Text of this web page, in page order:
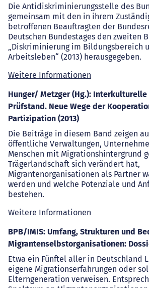
Die Antidiskriminierungsstelle des
gemeinsam mit den in ihrem
betroffenen Beauftragten der
Deutschen Bundestages den zweiten
„Diskriminierung im Bildungsbereich
Arbeitsleben“ (2013) herausgegeben.
Weitere Informationen
Hunger/ Metzger (Hg.):
Prüfstand. Neue Wege der
Partizipation (2013)
Die Beiträge in diesem Band zeigen
öffentliche Verwaltungen,
Menschen mit Migrationshintergrund
Trägerlandschaft sich verändert hat,
Migrantenorganisationen als Partner
werden und welche Potenziale und
bestehen.
Weitere Informationen
BPB/IMIS: Umfang, Strukturen und
Migrantenselbstorganisationen:
Etwa ein Fünftel aller in Deutschland
eigene Migrationserfahrungen oder
Elterngeneration verweisen.